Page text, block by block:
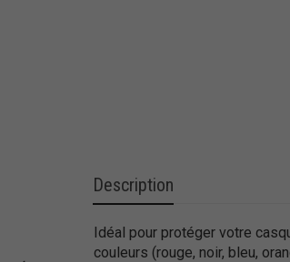
Description
Idéal pour protéger votre
couleurs (rouge, noir, bleu,